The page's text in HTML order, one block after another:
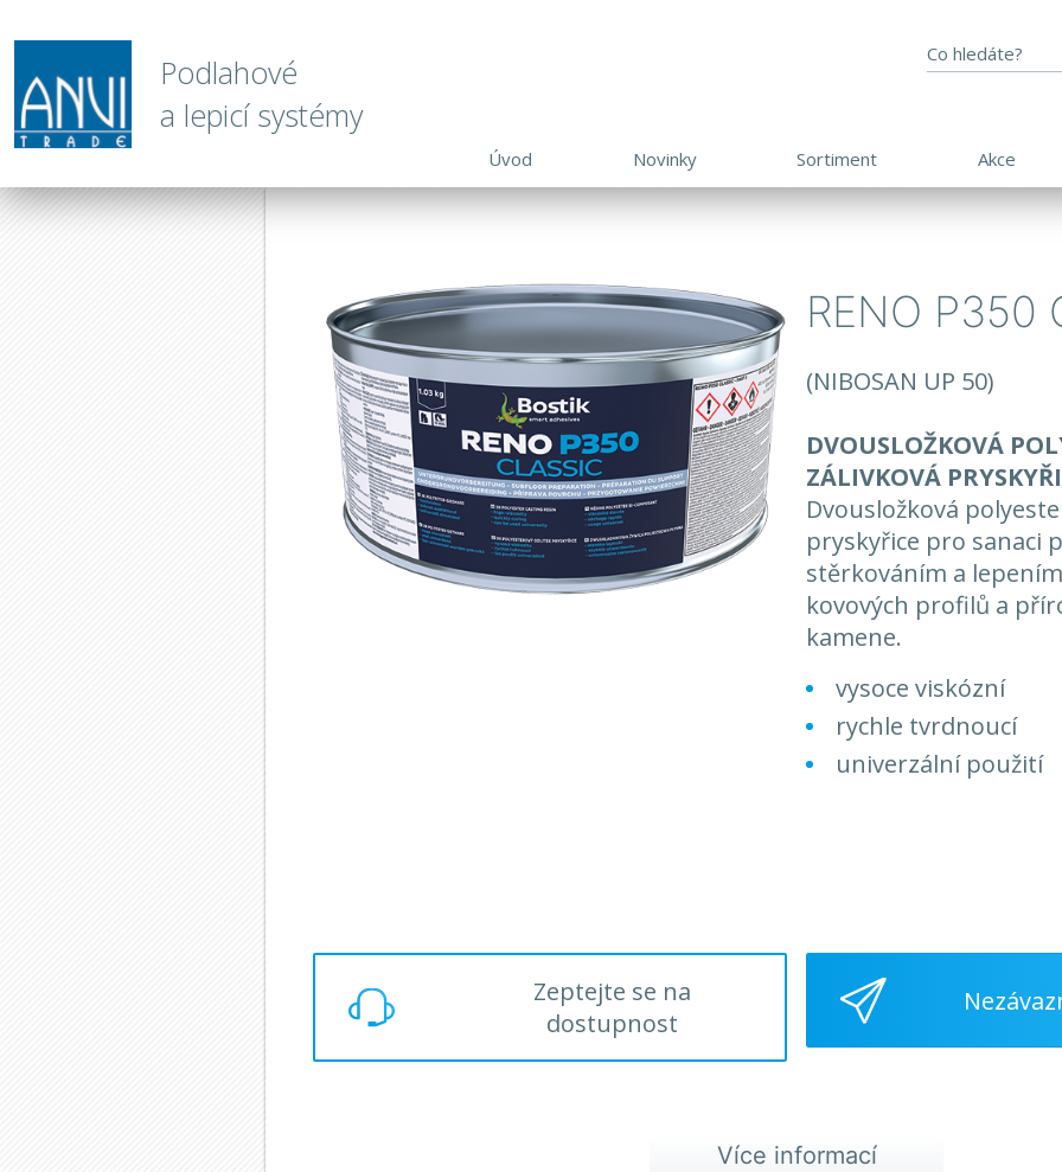
Podlahové
a lepicí systémy
Úvod Novinky Sortiment Akce
RENO P350
(NIBOSAN UP 50)
DVOUSLOŽKOVÁ
ZÁLIVKOVÁ
Dvousložková
pryskyřice pro sanaci
stěrkováním a
kovových profilů a
kamene.
vysoce viskózní
rychle tvrdnoucí
univerzální použití
Zeptejte se na
dostupnost
Více informací